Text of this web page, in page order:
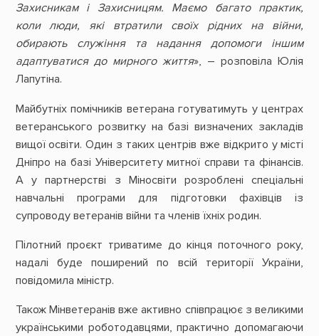
Захисникам і Захисницям. Маємо багато практик,
коли люди, які втратили своїх рідних на війни,
обирають служіння та надання допомоги іншим
адаптуватися до мирного життя», – розповіла Юлія
Лапутіна.
Майбутніх помічників ветерана готуватимуть у центрах
ветеранського розвитку на базі визначених закладів
вищої освіти. Один з таких центрів вже відкрито у місті
Дніпро на базі Університету митної справи та фінансів.
А у партнерстві з Міносвіти розроблені спеціальні
навчальні програми для підготовки фахівців із
супроводу ветеранів війни та членів їхніх родин.
Пілотний проєкт триватиме до кінця поточного року,
надалі буде поширений по всій території України,
повідомила міністр.
Також Мінветеранів вже активно співпрацює з великими
українськими роботодавцями, практично допомагаючи